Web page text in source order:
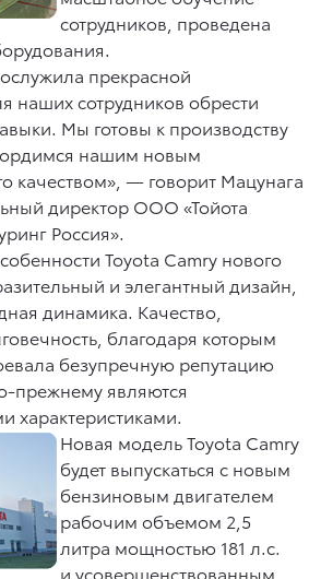
сотрудников, проведена
прекрасной
наших сотрудников обрести
Мы готовы к производству
нашим новым
качеством», — говорит Мацунага
директор ООО «Тойота
Россия».
Toyota Camry нового
и элегантный дизайн,
динамика. Качество,
благодаря которым
безупречную репутацию
прежнему являются
характеристиками.
Новая модель Toyota Camry
будет выпускаться с новым
бензиновым двигателем
рабочим объемом 2,5
литра мощностью 181 л.с.
и усовершенствованным